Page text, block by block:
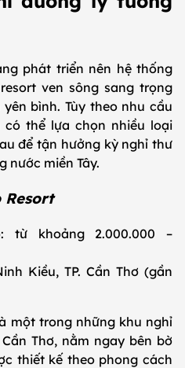
phát triển nên hệ thống
ven sông sang trọng
bình. Tùy theo nhu cầu
thể lựa chọn nhiều loại
để tận hưởng kỳ nghỉ thư
nước miền Tây.
Resort
từ khoảng 2.000.000 –
Kiều, TP. Cần Thơ (gần
một trong những khu nghỉ
Thơ, nằm ngay bên bờ
thiết kế theo phong cách